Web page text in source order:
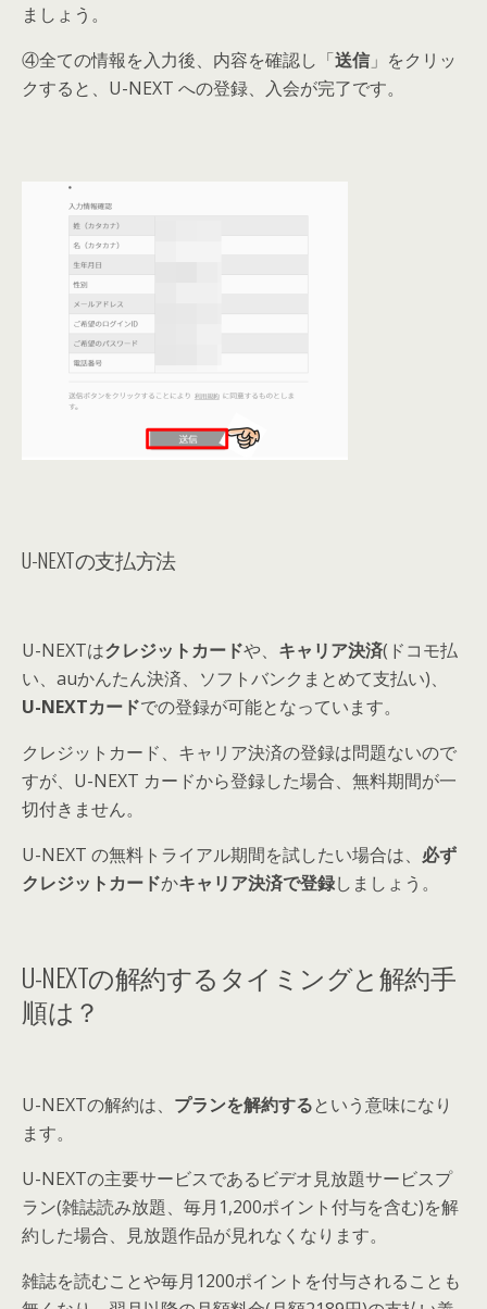
ましょう 。
④全ての情報を入力後、内容を確認し「送信 」をクリッ
クすると、U-NEXT への登録、入会が完了です。
U-NEXTの支払方法
U-NEXTはクレジットカードや、 キャリア決済(ドコモ払
い、auかんたん決済、ソフトバンクまとめて支払い)、
U-NEXTカードでの登録が可能となっています。
クレジットカード、キャリア決済の登録は問題ないので
すが、 U-NEXT カードから登録した場合、無料期間が一
切付きません。
U-NEXT の無料トライアル期間を試したい場合は、 必ず
クレジットカードかキャリア決済で登録しましょう 。
U-NEXTの解約するタイミングと解約手
順は？
U-NEXTの解約は、 プランを解約するという意味になり
ます。
U-NEXTの主要サービスであるビデオ見放題サービスプ
ラン(雑誌読み放題、毎月1,200ポイント付与を含む)を解
約した場合、見放題作品が見れなくなります。
雑誌を読むことや毎月1200ポイントを付与されることも